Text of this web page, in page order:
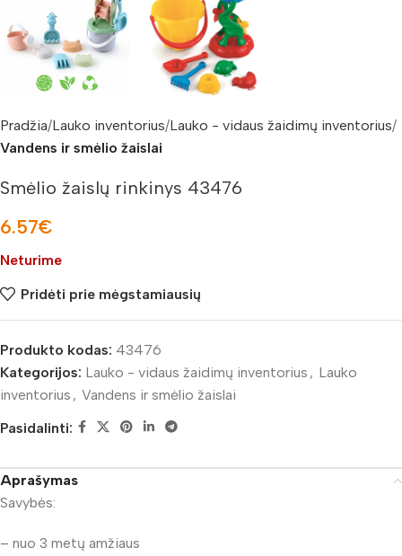
Pradžia Lauko inventorius Lauko - vidaus žaidimų inventorius
Vandens ir smėlio žaislai
Smėlio žaislų rinkinys 43476
6.57€
Neturime
Pridėti prie mėgstamiausių
Produkto kodas: 43476
Kategorijos: Lauko - vidaus žaidimų inventorius , Lauko
inventorius , Vandens ir smėlio žaislai
Pasidalinti:
Aprašymas
Savybės:
– nuo 3 metų amžiaus